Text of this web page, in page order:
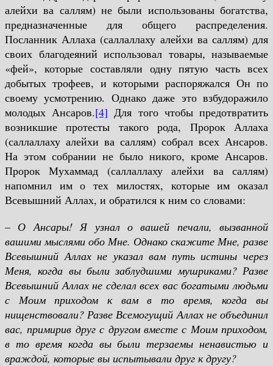
алейхи ва саллям) не были использованы богатства,
предназначенные для общего распределения.
Посланник Аллаха (саллаллаху алейхи ва саллям) для
своих благодеяний использовал товары, называемые
«фей», которые составляли одну пятую часть всех
добытых трофеев, и которыми распоряжался Он по
своему усмотрению. Однако даже это взбудоражило
молодых Ансаров.[4] Для того чтобы предотвратить
возникшие протесты такого рода, Пророк Аллаха
(саллаллаху алейхи ва саллям) собрал всех Ансаров.
На этом собрании не было никого, кроме Ансаров.
Пророк Мухаммад (саллаллаху алейхи ва саллям)
напомнил им о тех милостях, которые им оказал
Всевышний Аллах, и обратился к ним со словами:
– О Ансары! Я узнал о вашей печали, вызванной
вашими мыслями обо Мне. Однако скажите Мне, разве
Всевышний Аллах не указал вам путь истины через
Меня, когда вы были заблудшими мушриками? Разве
Всевышний Аллах не сделал всех вас богатыми людьми
с Моим приходом к вам в то время, когда вы
нищенствовали? Разве Всемогущий Аллах не объединил
вас, примирив друг с другом вместе с Моим приходом,
в то время когда вы были терзаемы ненавистью и
враждой, которые вы испытывали друг к другу?